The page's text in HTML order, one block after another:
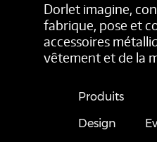
Dorlet imagine,
fabrique, pose et
accessoires
vêtement et de la
Produits
Design